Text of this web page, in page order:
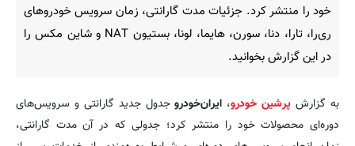
خود را منتشر کرد. جزئیات مدت گارانتی، زمان سرویس خودروهای
ری‌را، تارا، دنا، سورن، هایما، لونا، بستیون NAT و شاین مکس را
در این گزارش بخوانید.
به گزارشپرشین خودرو، ایران‌خودروجدول جدید گارانتی و سرویس‌های
دوره‌ای محصولات خود را منتشر کرد؛ جدولی که در آن مدت گارانتی،